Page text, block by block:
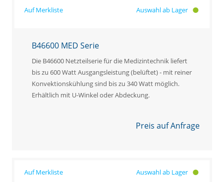
Auswahl ab Lager
B46600 MED Serie
Die B46600 Netzteilserie für die Medizintechnik liefert
bis zu 600 Watt Ausgangsleistung (belüftet) - mit reiner
Konvektionskühlung sind bis zu 340 Watt möglich.
Erhältlich mit U-Winkel oder Abdeckung.
Preis auf Anfrage
Auswahl ab Lager